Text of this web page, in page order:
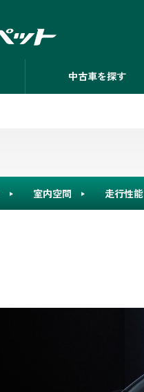
中古車を探す
室内空間 走行性能